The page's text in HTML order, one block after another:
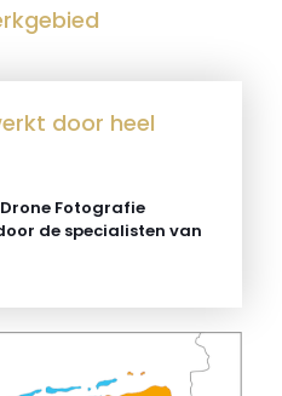
door heel
Fotografie
de specialisten van